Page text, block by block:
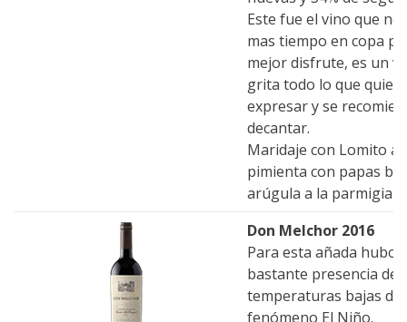
Este fue el vino que
mas tiempo en copa
mejor disfrute, es un
grita todo lo que quiere
expresar y se
decantar.
Maridaje con Lomito a
pimienta con papas
arúgula a la
Don Melchor 2016
Para esta añada hubo
bastante presencia de
temperaturas bajas
fenómeno El Niño.